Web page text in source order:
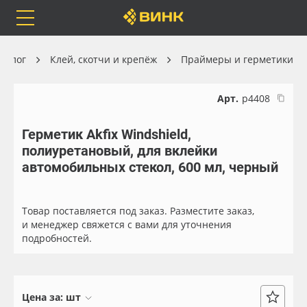
Каталог
Orafol
Бренды
Доставка
Весь каталог
Рулонные материалы
Самоклеящиеся плёнки
Листовые материалы
Клей, скотчи и крепёж Праймеры и герметики
Арт. р4408
Герметик Akfix Windshield,
полиуретановый, для вклейки
автомобильных стекол, 600 мл, черный
Товар поставляется под заказ. Разместите заказ,
и менеджер свяжется с вами для уточнения
подробностей.
Цена за: шт